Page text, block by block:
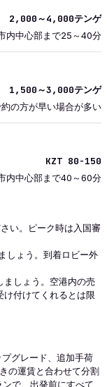
2,000～4,000テンゲ
内中心部まで25～40分
1,500～3,000テンゲ
の方が早い場合が多い
KZT 80-150
内中心部まで40～60分
い。ピーク時は入国審
しょう。到着ロビー外
ましょう。空港内の売
け付けてくれるとは限
グレード、追加手荷
の運賃と合わせて分割
で、出発前にすべて